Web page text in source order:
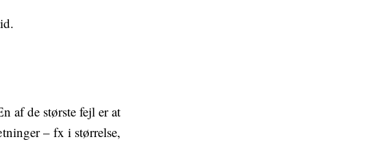
af de største fejl er at
– fx i størrelse,